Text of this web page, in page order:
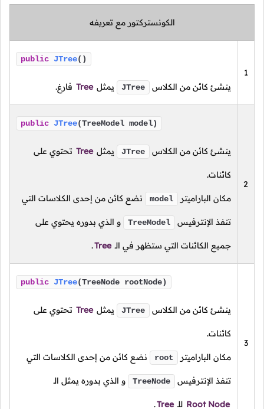
الكونستركتور مع تعريفه
1
public JTree()
ينشئ كائن من الكلاس JTree يمثل Tree فارغ.
2
public JTree(TreeModel model)
ينشئ كائن من الكلاس JTree يمثل Tree تحتوي على
كائنات.
مكان الباراميتر model نضع كائن من إحدى الكلاسات التي
تنفذ الإنترفيس TreeModel و الذي بدوره يحتوي على
جميع الكائنات التي ستظهر في الـ Tree
.
3
public JTree(TreeNode rootNode)
ينشئ كائن من الكلاس JTree يمثل Tree تحتوي على
كائنات.
مكان الباراميتر root نضع كائن من إحدى الكلاسات التي
تنفذ الإنترفيس TreeNode و الذي بدوره يمثل الـ
Root Node للـ Tree
.